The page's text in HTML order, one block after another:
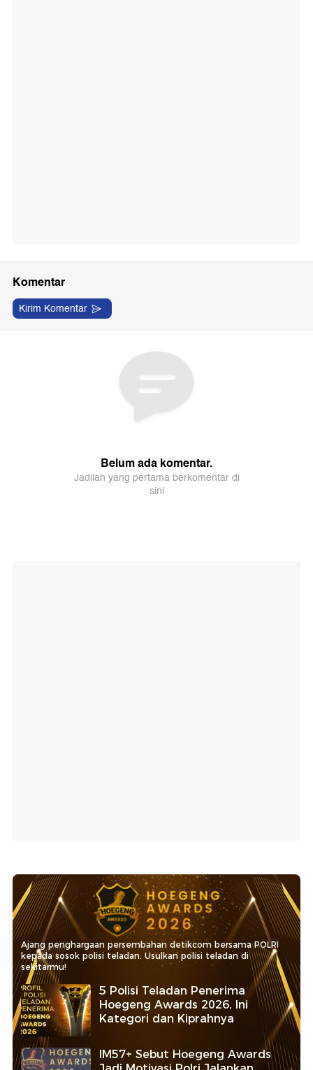
Ajang penghargaan persembahan detikcom bersama POLRI
kepada sosok polisi teladan. Usulkan polisi teladan di
sekitarmu!
5 Polisi Teladan Penerima
Hoegeng Awards 2026, Ini
Kategori dan Kiprahnya
IM57+ Sebut Hoegeng Awards